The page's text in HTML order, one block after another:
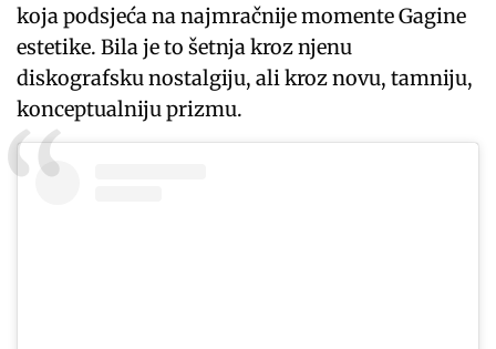
koja podsjeća na najmračnije momente Gagine
estetike. Bila je to šetnja kroz njenu
diskografsku nostalgiju, ali kroz novu, tamniju,
konceptualniju prizmu.